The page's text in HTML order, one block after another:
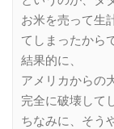
お米を売って生
てしまったから
結果的に、
アメリカからの
完全に破壊して
ちなみに、そう